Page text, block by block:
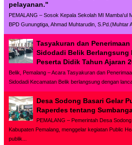
pelayanan."
PEMALANG – Sosok Kepala Sekolah MI Mamba'ul
BPD Gunungtiga, Ahmad Muhtarudin, S.Pd.(Muhtar
Tasyakuran dan Penerimaan
Sidodadi Belik Berlangsung
Peserta Didik Tahun Ajaran
Belik, Pemalang – Acara Tasyakuran dan
Sidodadi Kecamatan Belik berlangsung dengan
Desa Sodong Basari Gelar
Raperdes tentang
PEMALANG – Pemerintah Desa
Kabupaten Pemalang, menggelar kegiatan Public
publik...